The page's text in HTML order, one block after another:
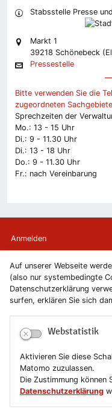
Auf unserer Webseite
(also nur systembedingte
Datenschutzerklärung
surfen, erklären Sie sich
Webstatistik
Aktivieren Sie diese
Matomo zuzulassen.
Die Zustimmung können
Datenschutzerklärung
Stabsstelle Presse
Markt 1
39218 Schönebeck
Pressestelle
Bitte verwenden Sie die
zugeordneten
Sprechzeiten der
Mo.: 13 - 15 Uhr
Di.: 9 - 11.30 Uhr
Di.: 13 - 18 Uhr
Do.: 9 - 11.30 Uhr
Fr.: nach Vereinbarung
Anmelden
Kontakt
Newsletter
Datenschutzerklärung